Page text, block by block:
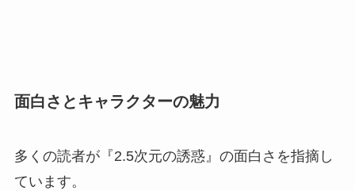
面白さとキャラクターの魅力
多くの読者が『2.5次元の誘惑』の面白さを指摘し
ています。